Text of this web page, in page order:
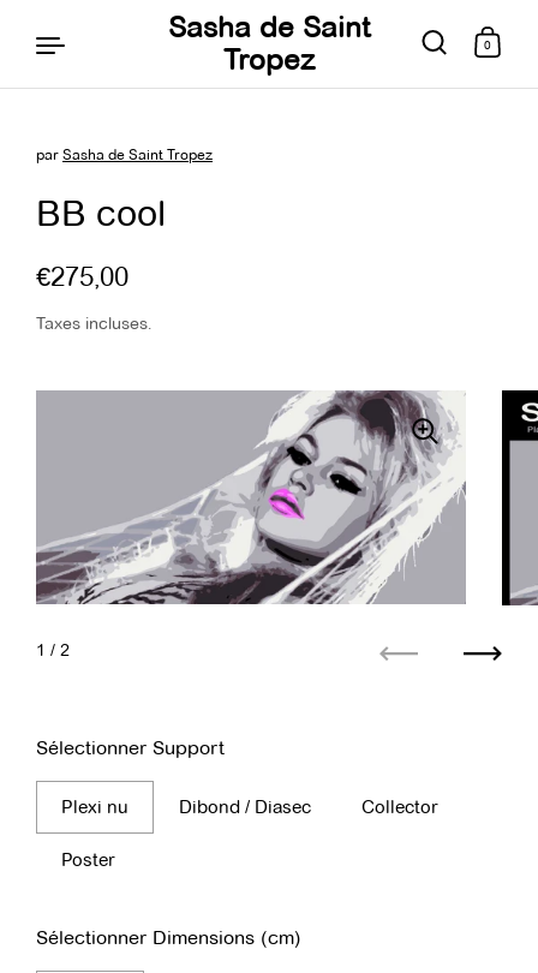
Aller au contenu
Sasha de Saint
Tropez
0
BB cool
par Sasha de Saint Tropez
€275,00
Taxes incluses.
Sélectionner Support
Plexi nu Dibond / Diasec Collector
Poster
Sélectionner Dimensions (cm)
1 / 2